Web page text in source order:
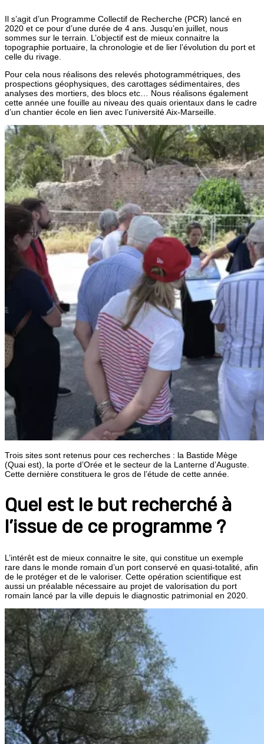
Il s’agit d’un Programme Collectif de Recherche (PCR) lancé en
2020 et ce pour d’une durée de 4 ans. Jusqu’en juillet, nous
sommes sur le terrain. L’objectif est de mieux connaitre la
topographie portuaire, la chronologie et de lier l’évolution du port et
celle du rivage.
Pour cela nous réalisons des relevés photogrammétriques, des
prospections géophysiques, des carottages sédimentaires, des
analyses des mortiers, des blocs etc… Nous réalisons également
cette année une fouille au niveau des quais orientaux dans le cadre
d’un chantier école en lien avec l’université Aix-Marseille.
Trois sites sont retenus pour ces recherches : la Bastide Mège
(Quai est), la porte d’Orée et le secteur de la Lanterne d’Auguste.
Cette dernière constituera le gros de l’étude de cette année.
Quel est le but recherché à
l’issue de ce programme ?
L’intérêt est de mieux connaitre le site, qui constitue un exemple
rare dans le monde romain d’un port conservé en quasi-totalité, afin
de le protéger et de le valoriser. Cette opération scientifique est
aussi un préalable nécessaire au projet de valorisation du port
romain lancé par la ville depuis le diagnostic patrimonial en 2020.